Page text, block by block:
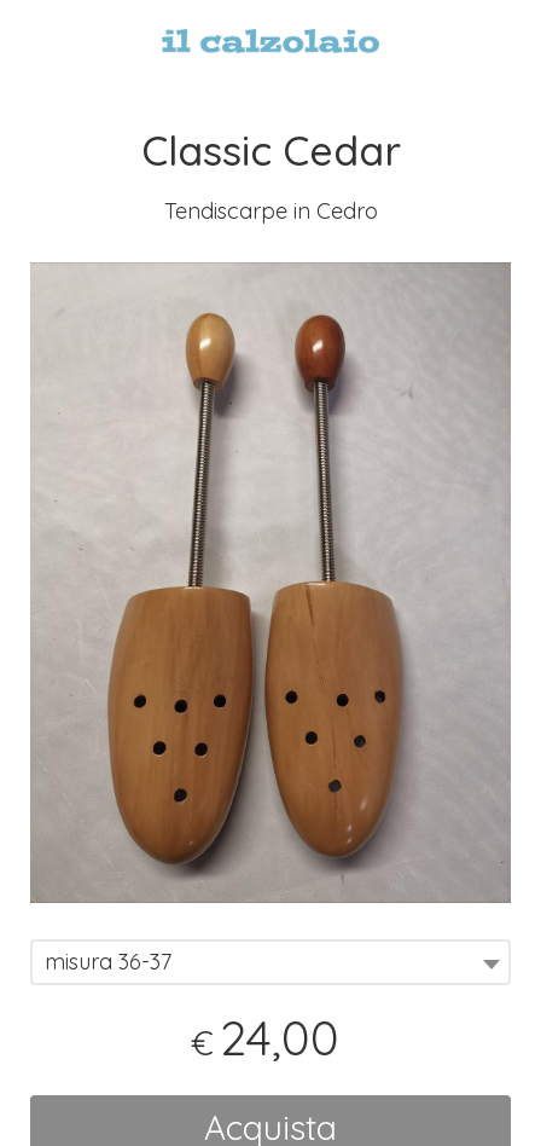
Classic Cedar
Tendiscarpe in Cedro
misura 36-37
€ 24,00
Acquista